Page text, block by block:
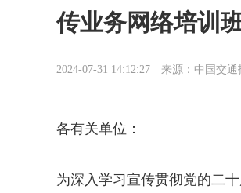
传业务网络培训
2024-07-31 14:12:27 来源：中国交通
各有关单位：
为深入学习宣传贯彻党的二